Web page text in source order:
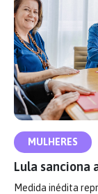
MULHERES
Lula sanciona
Medida inédita